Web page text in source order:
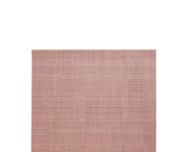
AÑADIR A
FAVORITOS